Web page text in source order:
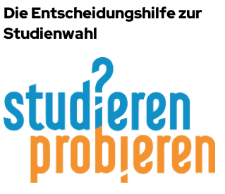
Die Entscheidungshilfe zur
Studienwahl